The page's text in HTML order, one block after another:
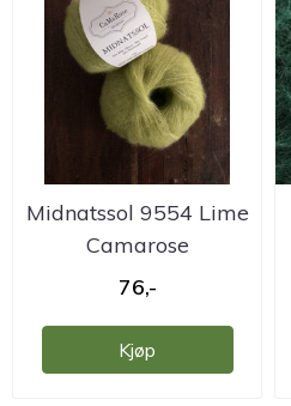
Midnatssol 9554 Lime
Camarose
76,-
Kjøp